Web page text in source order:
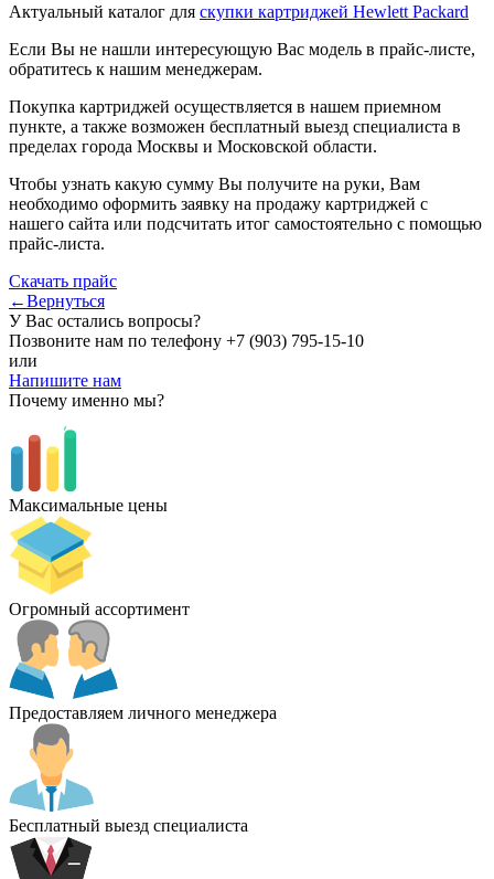
Актуальный каталог для скупки картриджей Hewlett Packard
Если Вы не нашли интересующую Вас модель в прайс-листе,
обратитесь к нашим менеджерам.
Покупка картриджей осуществляется в нашем приемном
пункте, а также возможен бесплатный выезд специалиста в
пределах города Москвы и Московской области.
Чтобы узнать какую сумму Вы получите на руки, Вам
необходимо оформить заявку на продажу картриджей с
нашего сайта или подсчитать итог самостоятельно с помощью
прайс-листа.
Скачать прайс
←Вернуться
У Вас остались вопросы?
Позвоните нам по телефону +7 (903) 795-15-10
или
Напишите нам
Почему именно мы?
Максимальные цены
Огромный ассортимент
Предоставляем личного менеджера
Бесплатный выезд специалиста